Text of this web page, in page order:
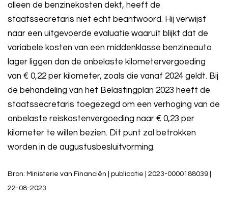
alleen de benzinekosten dekt, heeft de
staatssecretaris niet echt beantwoord. Hij verwijst
naar een uitgevoerde evaluatie waaruit blijkt dat de
variabele kosten van een middenklasse benzineauto
lager liggen dan de onbelaste kilometervergoeding
van € 0,22 per kilometer, zoals die vanaf 2024 geldt. Bij
de behandeling van het Belastingplan 2023 heeft de
staatssecretaris toegezegd om een verhoging van de
onbelaste reiskostenvergoeding naar € 0,23 per
kilometer te willen bezien. Dit punt zal betrokken
worden in de augustusbesluitvorming.
Bron: Ministerie van Financiën | publicatie | 2023-0000188039 |
22-08-2023